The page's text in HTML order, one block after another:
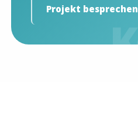
Projekt besprechen